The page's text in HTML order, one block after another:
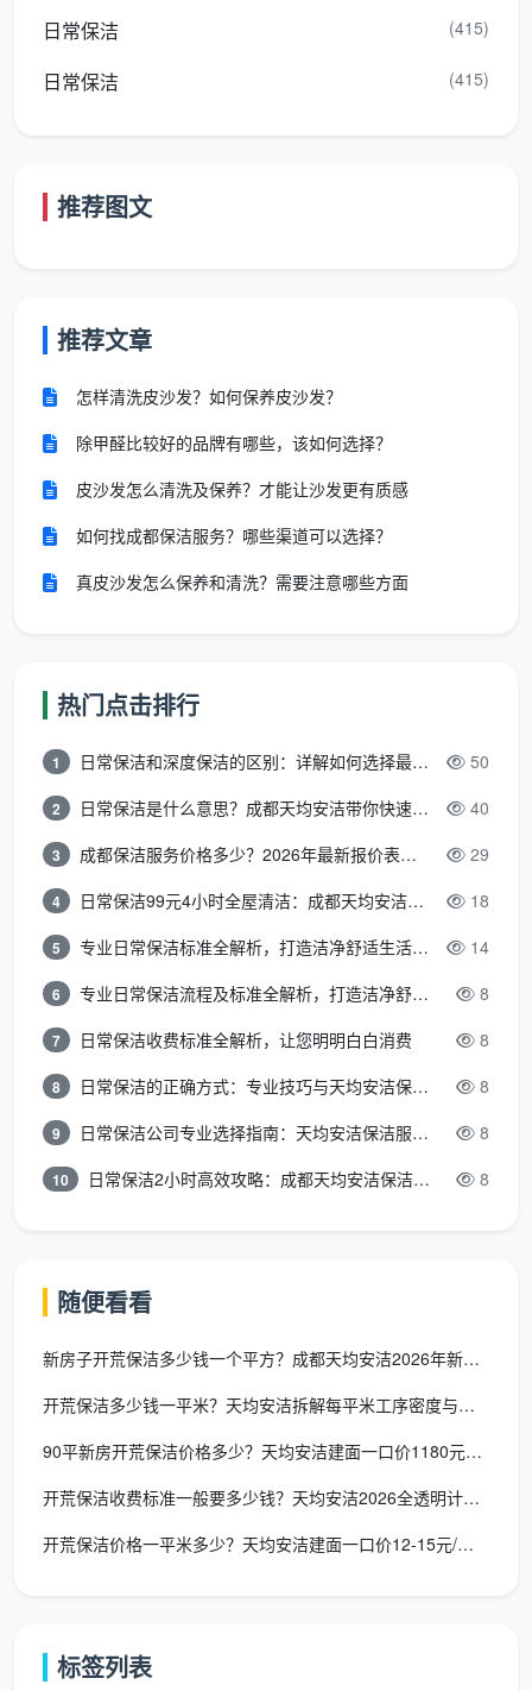
座面板
地面漆
五金件
可能用强酸劣
槽
踢脚线
门套细
扫灰
点，门套门锁精细清洁
售后保
做完即走，无
72小时内非人为返污免费
正能直接搬进去住的洁净标准，那800元买的只是一张
么再加钱。
三、800元背后的三个隐藏账单
选择800元报价的业主，最后实际花出去的钱往往
远超800元。因为有三张隐藏账单，签约时不会告诉
你。
第一张账单：中途增项。进场后发现外窗要擦、柜
加150-300元。800元 + 擦窗300 + 柜内150 + 漆点
150 = 1400元，比1300元的精开荒还贵了100元。当初
省下的500元，不但没省下，还倒贴了100元。
第二张账单：五金件腐蚀。低价团队为省成本，使
第三张账单：二次返工。
几天后窗轨返灰、踢脚线上沿还有粉尘。你再找人处
工，这笔风险成本从一开始就被覆盖了。
张报价单上的数字，更要看这张数字背后有没有第二
张、第三张账单。
洁价格是1300元，按建筑面积一口价全包。这个价格包
日常保洁 (415)
日常保洁 (415)
推荐图文
推荐文章
怎样清洗皮沙发？如何保养皮沙发？
除甲醛比较好的品牌有哪些，该如何选择？
皮沙发怎么清洗及保养？才能让沙发更有质感
如何找成都保洁服务？哪些渠道可以选择？
真皮沙发怎么保养和清洗？需要注意哪些方面
热门点击排行
1 日常保洁和深度保洁的区别：详解如何选择最适合的清洁服务 50
2 日常保洁是什么意思？成都天均安洁带你快速区分“日常vs深度vs开荒” 40
3 成都保洁服务价格多少？2026年最新报价表来了，这一篇看透所有费用 29
4 日常保洁99元4小时全屋清洁：成都天均安洁保洁超值服务全解析 18
5 专业日常保洁标准全解析，打造洁净舒适生活空间 14
6 专业日常保洁流程及标准全解析，打造洁净舒适环境 8
7 日常保洁收费标准全解析，让您明明白白消费 8
8 日常保洁的正确方式：专业技巧与天均安洁保洁服务全解析 8
9 日常保洁公司专业选择指南：天均安洁保洁服务全解析 8
10 日常保洁2小时高效攻略：成都天均安洁保洁专业时间管理方案 8
随便看看
新房子开荒保洁多少钱一个平方？成都天均安洁2026年新居价目
开荒保洁多少钱一平米？天均安洁拆解每平米工序密度与真实报价
90平新房开荒保洁价格多少？天均安洁建面一口价1180元起全
开荒保洁收费标准一般要多少钱？天均安洁2026全透明计价模型
开荒保洁价格一平米多少？天均安洁建面一口价12-15元/㎡全
标签列表